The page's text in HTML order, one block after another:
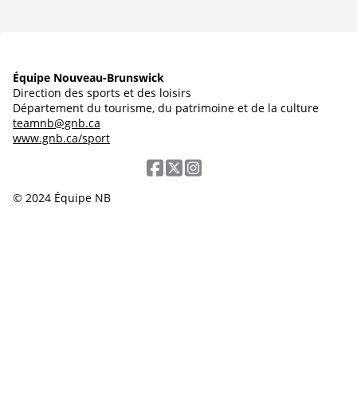
Équipe Nouveau-Brunswick
Direction des sports et des loisirs
Département du tourisme, du patrimoine et de la culture
teamnb@gnb.ca
www.gnb.ca/sport
© 2024 Équipe NB